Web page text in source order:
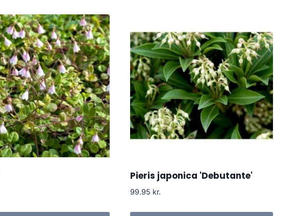
Pieris japonica 'Debutante'
99.95 kr.